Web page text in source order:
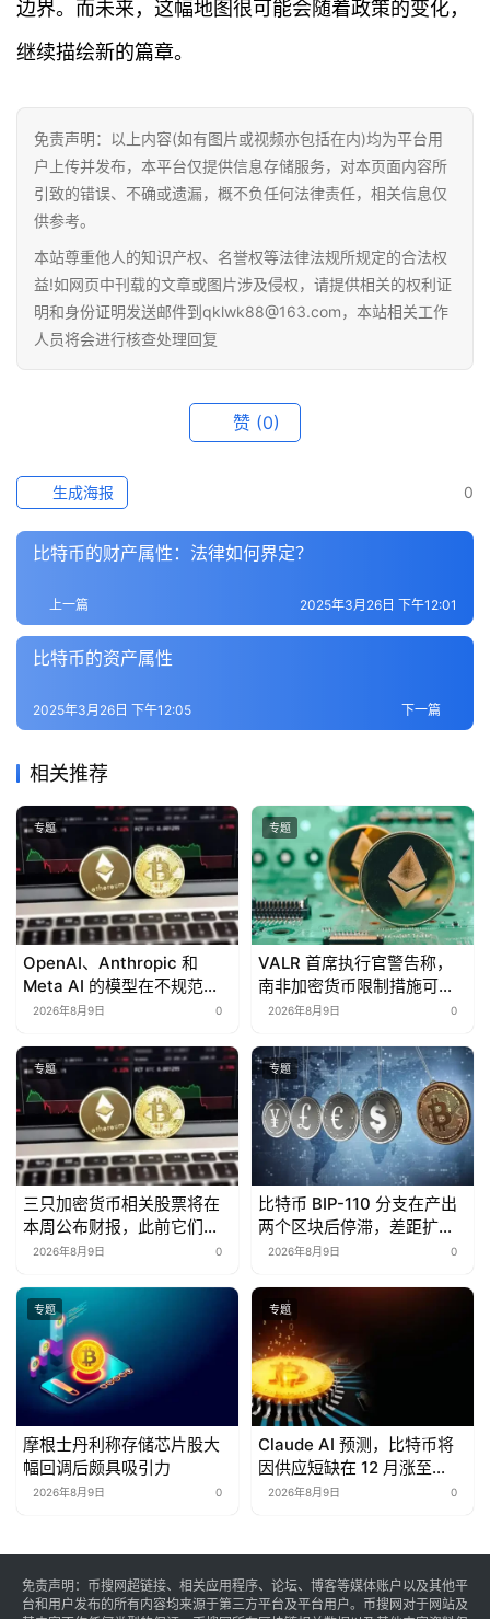
边界。而未来，这幅地图很可能会随着政策的变化，
继续描绘新的篇章。
免责声明：以上内容(如有图片或视频亦包括在内)均为平台用
户上传并发布，本平台仅提供信息存储服务，对本页面内容所
引致的错误、不确或遗漏，概不负任何法律责任，相关信息仅
供参考。
本站尊重他人的知识产权、名誉权等法律法规所规定的合法权
益!如网页中刊载的文章或图片涉及侵权，请提供相关的权利证
明和身份证明发送邮件到qklwk88@163.com，本站相关工作
人员将会进行核查处理回复
赞 (0)
0
生成海报
比特币的财产属性：法律如何界定？
上一篇 2025年3月26日 下午12:01
比特币的资产属性
下一篇
2025年3月26日 下午12:05
相关推荐
专题
OpenAI、Anthropic 和
Meta AI 的模型在不规范测
试中访问了未经授权的网站
2026年8月9日 0
专题
VALR 首席执行官警告称，
南非加密货币限制措施可能
将市场推向海外
2026年8月9日 0
专题
三只加密货币相关股票将在
本周公布财报，此前它们在
第一季度出现亏损。
2026年8月9日 0
专题
比特币 BIP-110 分支在产出
两个区块后停滞，差距扩大
至 88 个区块
2026年8月9日 0
专题
摩根士丹利称存储芯片股大
幅回调后颇具吸引力
2026年8月9日 0
专题
Claude AI 预测，比特币将
因供应短缺在 12 月涨至
150,000 美元
2026年8月9日 0
免责声明：币搜网超链接、相关应用程序、论坛、博客等媒体账户以及其他平
台和用户发布的所有内容均来源于第三方平台及平台用户。币搜网对于网站及